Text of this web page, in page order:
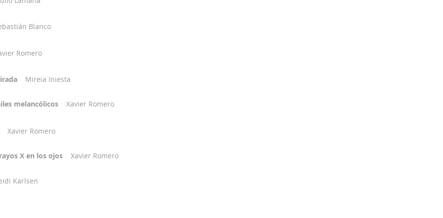
Blanco
Romero
Mireia Iniesta
melancólicos Xavier Romero
Xavier Romero
X en los ojos Xavier Romero
Karlsen